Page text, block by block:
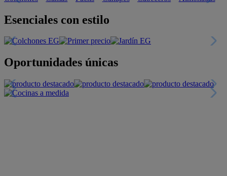
Esenciales con estilo
Oportunidades únicas